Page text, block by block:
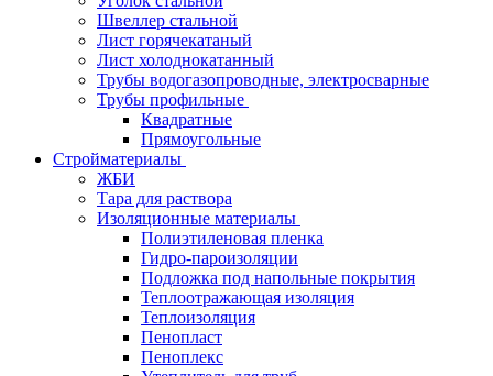
Швеллер стальной
Лист горячекатаный
Лист холоднокатанный
Трубы водогазопроводные, электросварные
Трубы профильные
Квадратные
Прямоугольные
Стройматериалы
ЖБИ
Тара для раствора
Изоляционные материалы
Полиэтиленовая пленка
Гидро-пароизоляции
Подложка под напольные покрытия
Теплоотражающая изоляция
Теплоизоляция
Пенопласт
Пеноплекс